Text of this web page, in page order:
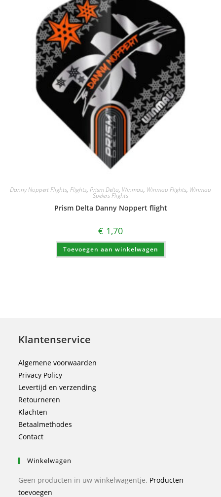
Danny Noppert Flights, Flights, Prism Delta, Winmau, Winmau Flights, Winmau
Spelers Flights
Prism Delta Danny Noppert flight
€ 1,70
Toevoegen aan winkelwagen
Klantenservice
Algemene voorwaarden
Privacy Policy
Levertijd en verzending
Retourneren
Klachten
Betaalmethodes
Contact
Winkelwagen
Geen producten in uw winkelwagentje. Producten
toevoegen